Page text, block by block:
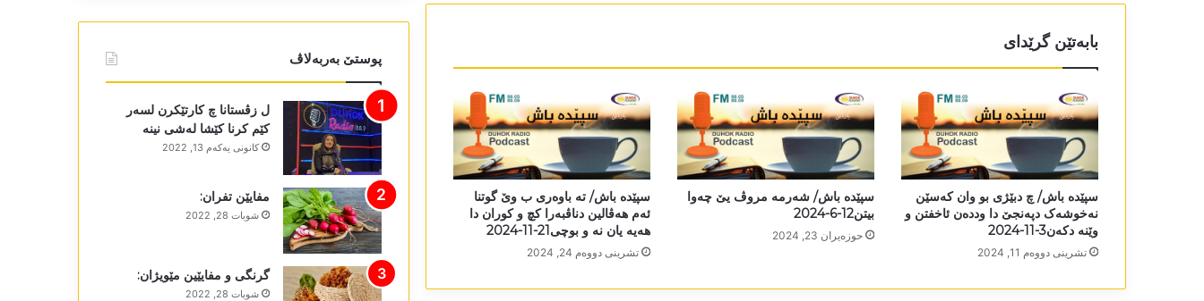
بابەتێن گرێدای
سپێدە باش/ چ دبێژی بو وان کەسێن
نەخوشەک دپەنجێ دا وددەن ئاخفتن و
وێنە دکەن3-11-2024
تشرینی دووه‌م 11, 2024
سپێدە باش/ شەرمە مروڤ یێ چەوا
بیتن12-6-2024
حوزه‌یران 23, 2024
سپێدە باش/ تە باوەری ب وێ گوتنا
ئەم ھەڤالین دناڤبەرا کچ و کوران دا
ھەیە یان نە و بوچی21-11-2024
تشرینی دووه‌م 24, 2024
پوستێ بەربەلاڤ
ل زڤستانا چ کارتێکرن لسەر
کێم کرنا کێشا لەشی نینە
كانونی یه‌كه‌م 13, 2022
مفایێن تفران:
شوبات 28, 2022
گرنگی و مفایێین مێویژان:
شوبات 28, 2022